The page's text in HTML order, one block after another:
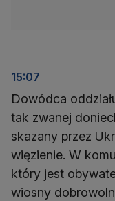
15:07
Dowódca
tak zwanej
skazany przez
więzienie. W
który jest
wiosny